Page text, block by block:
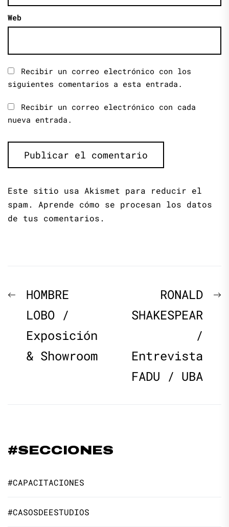
Web
Recibir un correo electrónico con los
siguientes comentarios a esta entrada.
Recibir un correo electrónico con cada
nueva entrada.
Este sitio usa Akismet para reducir el
spam. Aprende cómo se procesan los datos
de tus comentarios.
Navegación
de
entradas
Previous
post:
HOMBRE
LOBO /
Exposición
& Showroom
RONALD
SHAKESPEAR
/
Entrevista
FADU / UBA
#SECCIONES
#CAPACITACIONES
#CASOSDEESTUDIOS